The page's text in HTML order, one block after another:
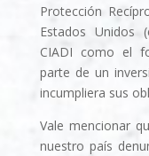
Protección
Estados Unidos
CIADI como el
parte de un
incumpliera sus
Vale mencionar
nuestro país